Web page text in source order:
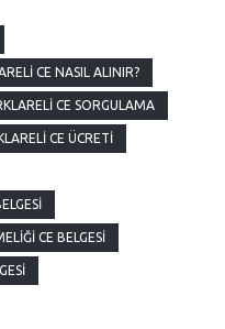
CE NASIL ALINIR?
CE SORGULAMA
CE ÜCRETI
CE BELGESI